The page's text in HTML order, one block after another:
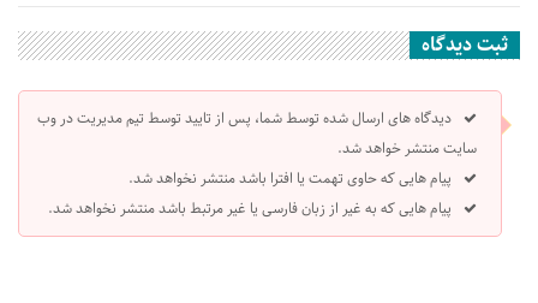
ثبت دیدگاه
دیدگاه های ارسال شده توسط شما، پس از تایید توسط تیم مدیریت در وب
سایت منتشر خواهد شد.
پیام هایی که حاوی تهمت یا افترا باشد منتشر نخواهد شد.
پیام هایی که به غیر از زبان فارسی یا غیر مرتبط باشد منتشر نخواهد شد.